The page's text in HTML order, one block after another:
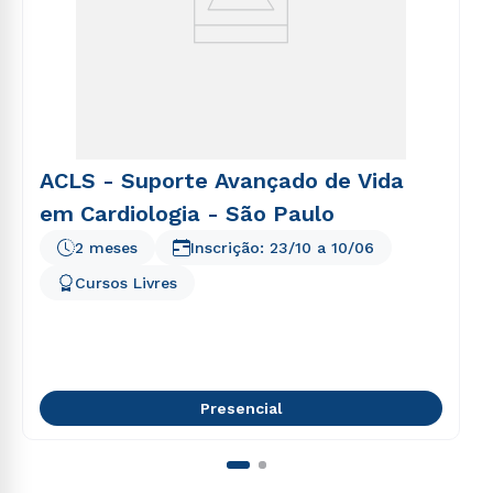
ACLS - Suporte Avançado de Vida
em Cardiologia - São Paulo
2 meses
Cursos Livres
Inscrição: 23/10 a 10/06
Presencial